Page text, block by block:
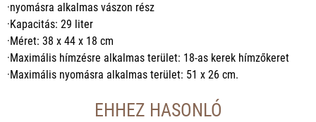
·nyomásra alkalmas vászon rész
·Kapacitás: 29 liter
·Méret: 38 x 44 x 18 cm
·Maximális hímzésre alkalmas terület: 18-as kerek hímzőkeret
·Maximális nyomásra alkalmas terület: 51 x 26 cm.
EHHEZ HASONLÓ